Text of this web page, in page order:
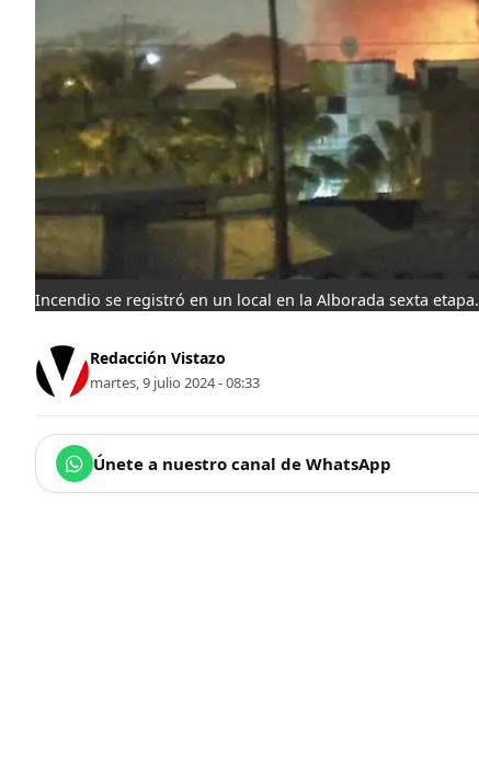
Incendio se registró en un local en la Alborada sexta etapa.
Redacción Vistazo
martes, 9 julio 2024 - 08:33
Únete a nuestro canal de WhatsApp